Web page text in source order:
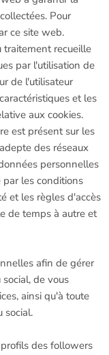
Pour
ce site web.
traitement recueille
par l'utilisation de
de l'utilisateur
et les
aux cookies.
est présent sur les
des réseaux
personnelles
par les conditions
et les règles d'accès
de temps à autre et
afin de gérer
de vous
ainsi qu'à toute
social.
des followers